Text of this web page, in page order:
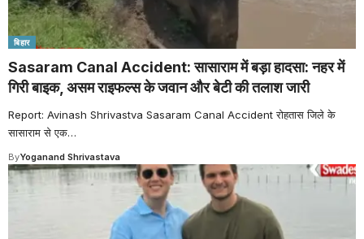
बिहार
Sasaram Canal Accident: सासाराम में बड़ा हादसा: नहर में
गिरी बाइक, असम राइफल्स के जवान और बेटी की तलाश जारी
Report: Avinash Shrivastva Sasaram Canal Accident रोहतास जिले के
सासाराम से एक…
ByYoganand Shrivastava